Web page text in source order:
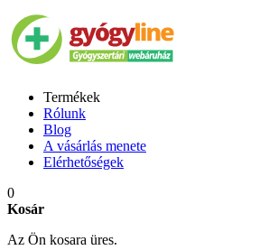
Termékek
Rólunk
Blog
A vásárlás menete
Elérhetőségek
0
Kosár
Az Ön kosara üres.